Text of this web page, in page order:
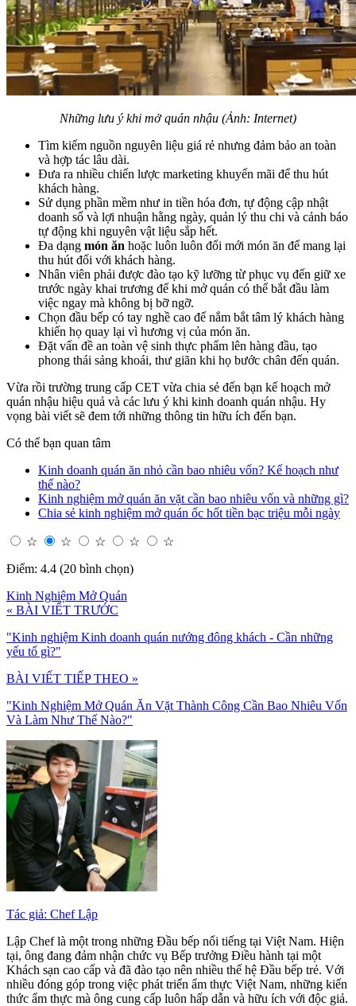
Những lưu ý khi mở quán nhậu (Ảnh: Internet)
Tìm kiếm nguồn nguyên liệu giá rẻ nhưng đảm bảo an toàn
và hợp tác lâu dài.
Đưa ra nhiều chiến lược marketing khuyến mãi để thu hút
khách hàng.
Sử dụng phần mềm như in tiền hóa đơn, tự động cập nhật
doanh số và lợi nhuận hằng ngày, quản lý thu chi và cảnh báo
tự động khi nguyên vật liệu sắp hết.
Đa dạng món ăn hoặc luôn luôn đổi mới món ăn để mang lại
thu hút đối với khách hàng.
Nhân viên phải được đào tạo kỹ lưỡng từ phục vụ đến giữ xe
trước ngày khai trương để khi mở quán có thể bắt đầu làm
việc ngay mà không bị bỡ ngỡ.
Chọn đầu bếp có tay nghề cao để nắm bắt tâm lý khách hàng
khiến họ quay lại vì hương vị của món ăn.
Đặt vấn đề an toàn vệ sinh thực phẩm lên hàng đầu, tạo
phong thái sảng khoái, thư giãn khi họ bước chân đến quán.
Vừa rồi trường trung cấp CET vừa chia sẻ đến bạn kế hoạch mở
quán nhậu hiệu quả và các lưu ý khi kinh doanh quán nhậu. Hy
vọng bài viết sẽ đem tới những thông tin hữu ích đến bạn.
Có thể bạn quan tâm
Kinh doanh quán ăn nhỏ cần bao nhiêu vốn? Kế hoạch như
thế nào?
Kinh nghiệm mở quán ăn vặt cần bao nhiêu vốn và những gì?
Chia sẻ kinh nghiệm mở quán ốc hốt tiền bạc triệu mỗi ngày
☆ ☆ ☆ ☆
☆
Điểm: 4.4 (20 bình chọn)
Kinh Nghiệm Mở Quán
« BÀI VIẾT TRƯỚC
"Kinh nghiệm Kinh doanh quán nướng đông khách - Cần những
yếu tố gì?"
BÀI VIẾT TIẾP THEO »
"Kinh Nghiệm Mở Quán Ăn Vặt Thành Công Cần Bao Nhiêu Vốn
Và Làm Như Thế Nào?"
Tác giả: Chef Lập
Lập Chef là một trong những Đầu bếp nổi tiếng tại Việt Nam. Hiện
tại, ông đang đảm nhận chức vụ Bếp trưởng Điều hành tại một
Khách sạn cao cấp và đã đào tạo nên nhiều thế hệ Đầu bếp trẻ. Với
nhiều đóng góp trong việc phát triển ẩm thực Việt Nam, những kiến
thức ẩm thực mà ông cung cấp luôn hấp dẫn và hữu ích với độc giả.